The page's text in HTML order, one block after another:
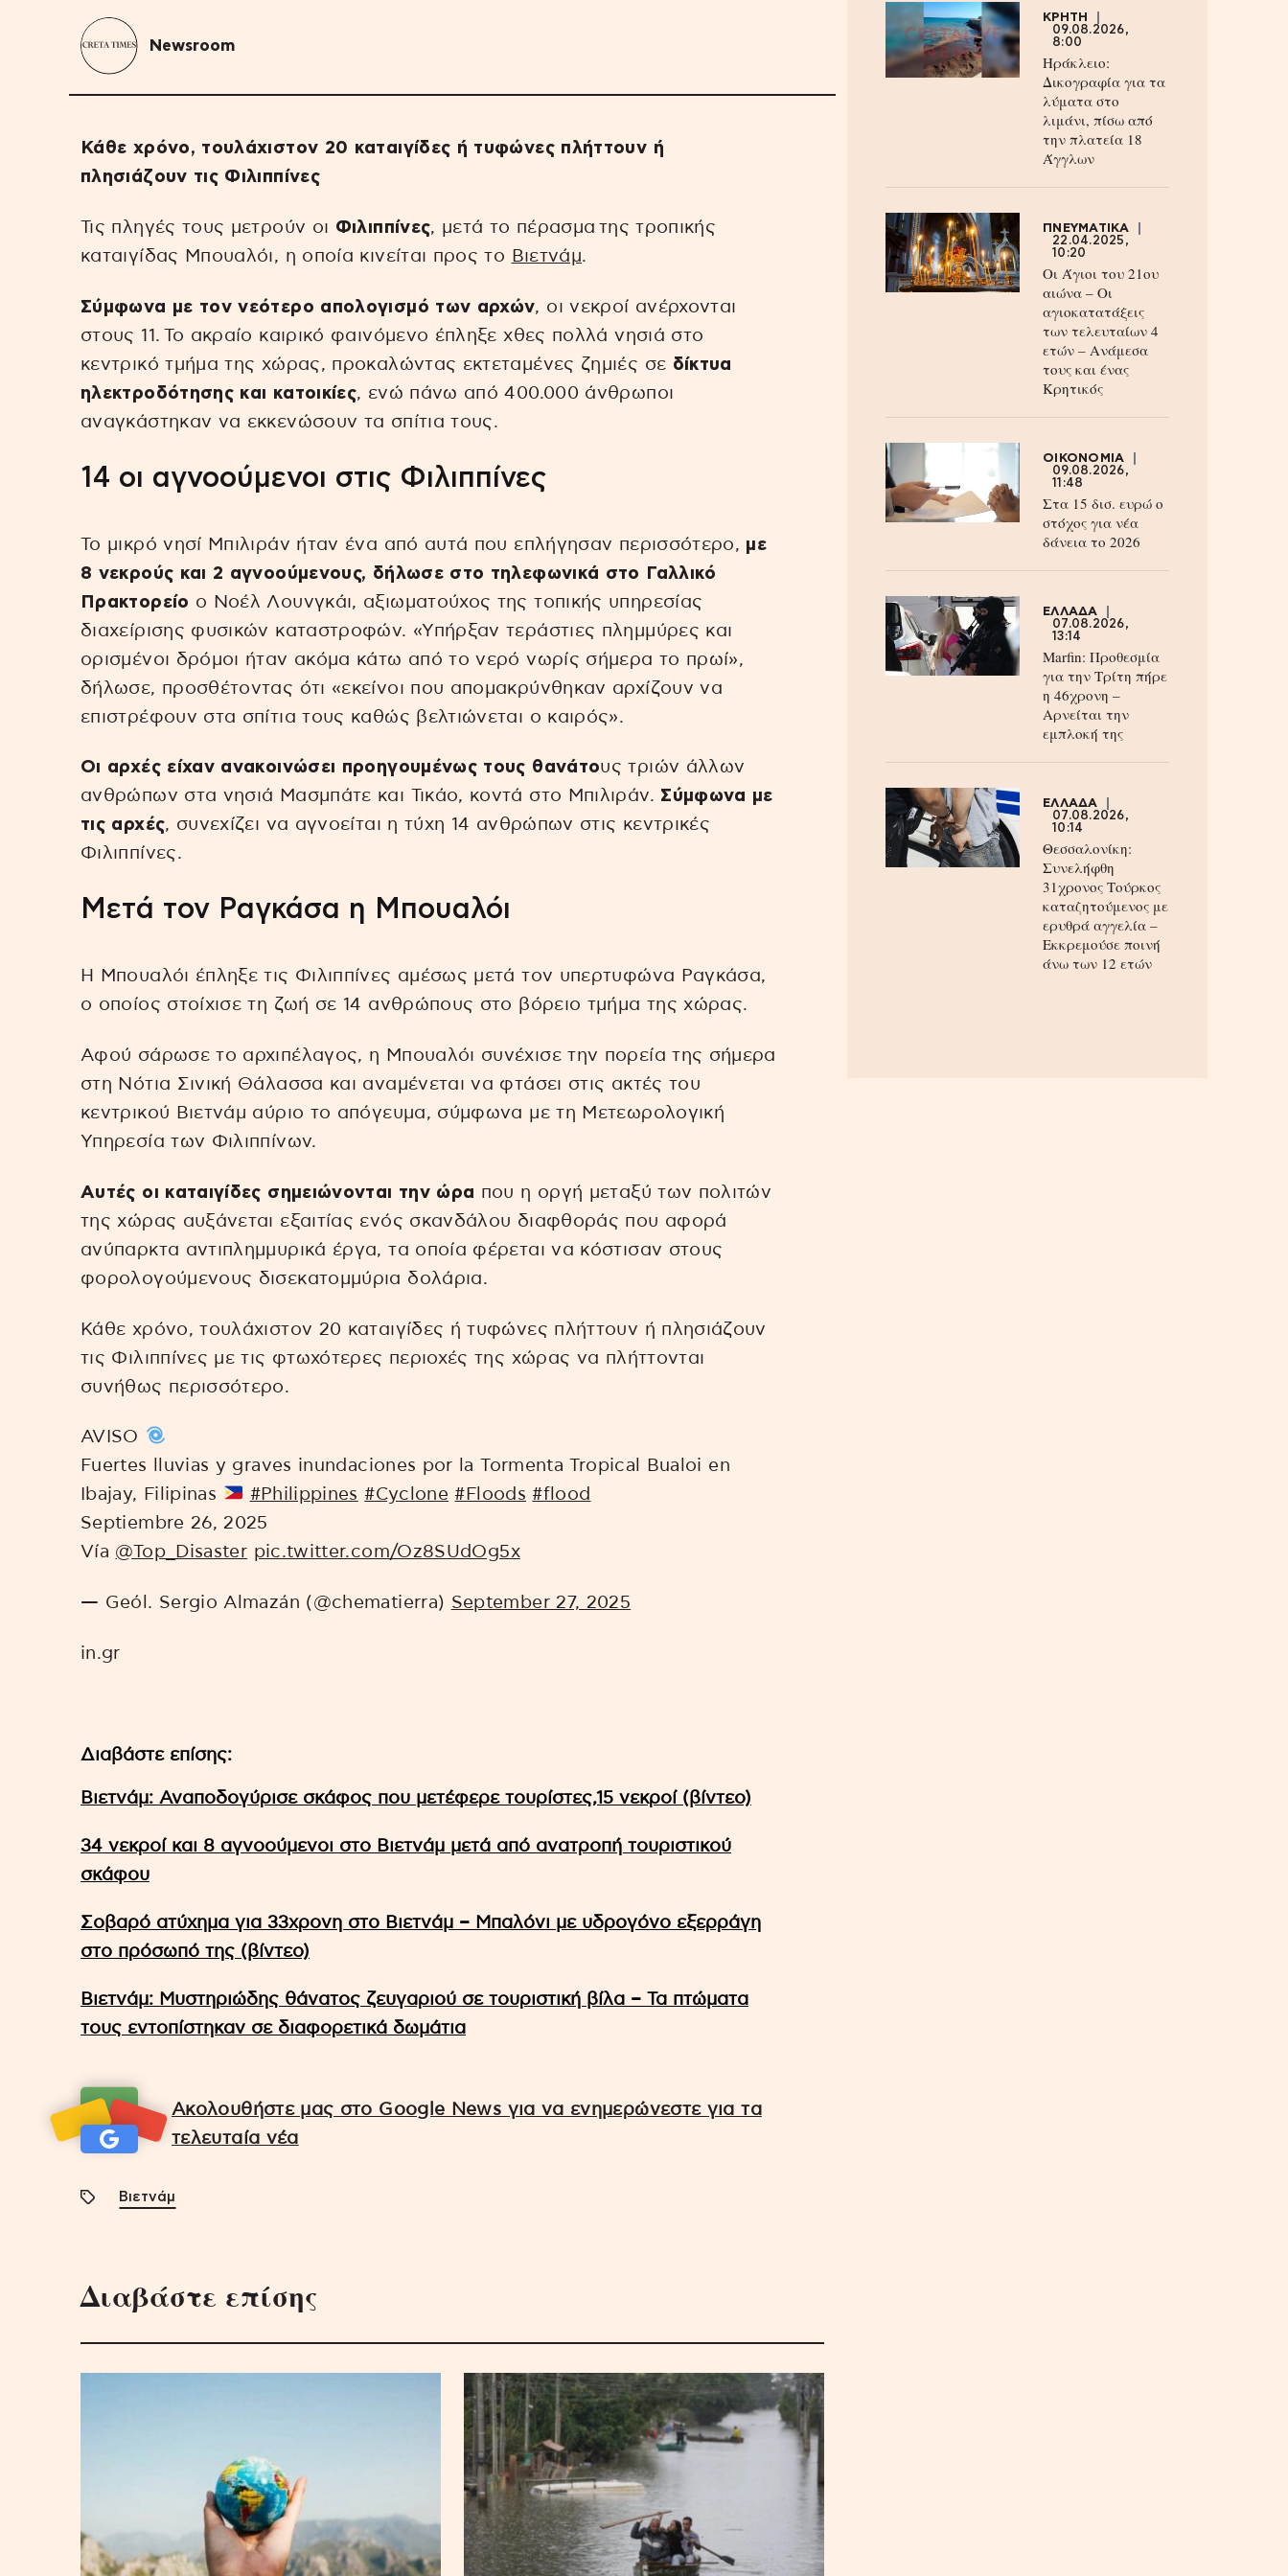
Newsroom
Κάθε χρόνο, τουλάχιστον 20 καταιγίδες ή τυφώνες πλήττουν ή
πλησιάζουν τις Φιλιππίνες
Τις πληγές τους μετρούν οι Φιλιππίνες, μετά το πέρασμα της τροπικής
καταιγίδας Μπουαλόι, η οποία κινείται προς το Βιετνάμ.
Σύμφωνα με τον νεότερο απολογισμό των αρχών, οι νεκροί ανέρχονται
στους 11. Το ακραίο καιρικό φαινόμενο έπληξε χθες πολλά νησιά στο
κεντρικό τμήμα της χώρας, προκαλώντας εκτεταμένες ζημιές σε δίκτυα
ηλεκτροδότησης και κατοικίες, ενώ πάνω από 400.000 άνθρωποι
αναγκάστηκαν να εκκενώσουν τα σπίτια τους.
14 οι αγνοούμενοι στις Φιλιππίνες
Το μικρό νησί Μπιλιράν ήταν ένα από αυτά που επλήγησαν περισσότερο, με
8 νεκρούς και 2 αγνοούμενους, δήλωσε στο τηλεφωνικά στο Γαλλικό
Πρακτορείο ο Νοέλ Λουνγκάι, αξιωματούχος της τοπικής υπηρεσίας
διαχείρισης φυσικών καταστροφών. «Υπήρξαν τεράστιες πλημμύρες και
ορισμένοι δρόμοι ήταν ακόμα κάτω από το νερό νωρίς σήμερα το πρωί»,
δήλωσε, προσθέτοντας ότι «εκείνοι που απομακρύνθηκαν αρχίζουν να
επιστρέφουν στα σπίτια τους καθώς βελτιώνεται ο καιρός».
Οι αρχές είχαν ανακοινώσει προηγουμένως τους θανάτους τριών άλλων
ανθρώπων στα νησιά Μασμπάτε και Τικάο, κοντά στο Μπιλιράν. Σύμφωνα με
τις αρχές, συνεχίζει να αγνοείται η τύχη 14 ανθρώπων στις κεντρικές
Φιλιππίνες.
Μετά τον Ραγκάσα η Μπουαλόι
Η Μπουαλόι έπληξε τις Φιλιππίνες αμέσως μετά τον υπερτυφώνα Ραγκάσα,
ο οποίος στοίχισε τη ζωή σε 14 ανθρώπους στο βόρειο τμήμα της χώρας.
Αφού σάρωσε το αρχιπέλαγος, η Μπουαλόι συνέχισε την πορεία της σήμερα
στη Νότια Σινική Θάλασσα και αναμένεται να φτάσει στις ακτές του
κεντρικού Βιετνάμ αύριο το απόγευμα, σύμφωνα με τη Μετεωρολογική
Υπηρεσία των Φιλιππίνων.
Αυτές οι καταιγίδες σημειώνονται την ώρα που η οργή μεταξύ των πολιτών
της χώρας αυξάνεται εξαιτίας ενός σκανδάλου διαφθοράς που αφορά
ανύπαρκτα αντιπλημμυρικά έργα, τα οποία φέρεται να κόστισαν στους
φορολογούμενους δισεκατομμύρια δολάρια.
Κάθε χρόνο, τουλάχιστον 20 καταιγίδες ή τυφώνες πλήττουν ή πλησιάζουν
τις Φιλιππίνες με τις φτωχότερες περιοχές της χώρας να πλήττονται
συνήθως περισσότερο.
AVISO
Fuertes lluvias y graves inundaciones por la Tormenta Tropical Bualoi en
Ibajay, Filipinas
#Philippines #Cyclone #Floods #flood
Septiembre 26, 2025
Vía @Top_Disaster pic.twitter.com/Oz8SUdOg5x
— Geól. Sergio Almazán (@chematierra) September 27, 2025
in.gr
Διαβάστε επίσης:
Βιετνάμ: Αναποδογύρισε σκάφος που μετέφερε τουρίστες,15 νεκροί (βίντεο)
34 νεκροί και 8 αγνοούμενοι στο Βιετνάμ μετά από ανατροπή τουριστικού
σκάφου
Σοβαρό ατύχημα για 33χρονη στο Βιετνάμ – Μπαλόνι με υδρογόνο εξερράγη
στο πρόσωπό της (βίντεο)
Βιετνάμ: Μυστηριώδης θάνατος ζευγαριού σε τουριστική βίλα – Τα πτώματα
τους εντοπίστηκαν σε διαφορετικά δωμάτια
Ακολουθήστε μας στο Google News για να ενημερώνεστε για τα
τελευταία νέα
Βιετνάμ
Διαβάστε επίσης
ΚΡΗΤΗ
09.08.2026,
8:00
Ηράκλειο:
Δικογραφία για τα
λύματα στο
λιμάνι, πίσω από
την πλατεία 18
Άγγλων
ΠΝΕΥΜΑΤΙΚΑ
22.04.2025,
10:20
Οι Άγιοι του 21ου
αιώνα – Οι
αγιοκατατάξεις
των τελευταίων 4
ετών – Ανάμεσα
τους και ένας
Κρητικός
ΟΙΚΟΝΟΜΙΑ
09.08.2026,
11:48
Στα 15 δισ. ευρώ ο
στόχος για νέα
δάνεια το 2026
ΕΛΛΑΔΑ
07.08.2026,
13:14
Marfin: Προθεσμία
για την Τρίτη πήρε
η 46χρονη –
Aρνείται την
εμπλοκή της
ΕΛΛΑΔΑ
07.08.2026,
10:14
Θεσσαλονίκη:
Συνελήφθη
31χρονος Τούρκος
καταζητούμενος με
ερυθρά αγγελία –
Εκκρεμούσε ποινή
άνω των 12 ετών